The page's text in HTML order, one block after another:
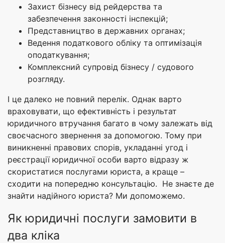
Захист бізнесу від рейдерства та
забезпечення законності інспекцій;
Представництво в державних органах;
Ведення податкового обліку та оптимізація
оподаткування;
Комплексний супровід бізнесу / судового
розгляду.
І це далеко не повний перелік. Однак варто
враховувати, що ефективність і результат
юридичного втручання багато в чому залежать від
своєчасного звернення за допомогою. Тому при
виникненні правових спорів, укладанні угод і
реєстрації юридичної особи варто відразу ж
скористатися послугами юриста, а краще –
сходити на попередню консультацію. Не знаєте де
знайти надійного юриста? Ми допоможемо.
Як юридичні послуги замовити в
два кліка